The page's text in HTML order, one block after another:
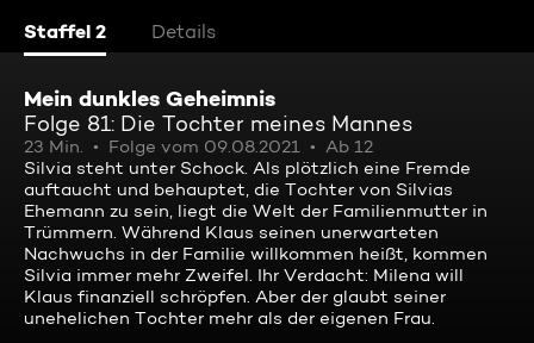
Staffel 2 Details
Mein dunkles Geheimnis
Folge 81: Die Tochter meines Mannes
23 Min. Folge vom 09.08.2021
Ab 12
Silvia steht unter Schock. Als plötzlich eine Fremde
auftaucht und behauptet, die Tochter von Silvias
Ehemann zu sein, liegt die Welt der Familienmutter in
Trümmern. Während Klaus seinen unerwarteten
Nachwuchs in der Familie willkommen heißt, kommen
Silvia immer mehr Zweifel. Ihr Verdacht: Milena will
Klaus finanziell schröpfen. Aber der glaubt seiner
unehelichen Tochter mehr als der eigenen Frau.